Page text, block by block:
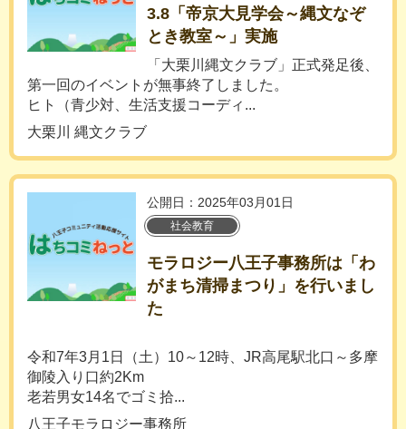
3.8「帝京大見学会～縄文なぞ
とき教室～」実施
「大栗川縄文クラブ」正式発足後、
第一回のイベントが無事終了しました。
ヒト（青少対、生活支援コーディ...
大栗川 縄文クラブ
公開日：2025年03月01日
社会教育
モラロジー八王子事務所は「わ
がまち清掃まつり」を行いまし
た
令和7年3月1日（土）10～12時、JR高尾駅北口～多摩
御陵入り口約2Km
老若男女14名でゴミ拾...
八王子モラロジー事務所